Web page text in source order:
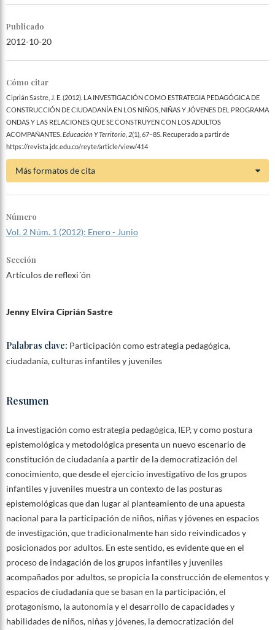
Jenny Elvira Ciprián Sastre
Palabras clave: Participación como estrategia pedagógica,
ciudadanía, culturas infantiles y juveniles
Resumen
La investigación como estrategia pedagógica, IEP, y como postura
epistemológica y metodológica presenta un nuevo escenario de
constitución de ciudadanía a partir de la democratización del
conocimiento, que desde el ejercicio investigativo de los grupos
infantiles y juveniles muestra un contexto de las posturas
epistemológicas que dan lugar al planteamiento de una apuesta
nacional para la participación de niños, niñas y jóvenes en espacios
de investigación, que tradicionalmente han sido reivindicados y
posicionados por adultos. En este sentido, es evidente que en el
proceso de indagación de los grupos infantiles y juveniles
acompañados por adultos, se propicia la construcción de elementos y
espacios de ciudadanía que se basan en la participación, el
protagonismo, la autonomía y el desarrollo de capacidades y
habilidades de niños, niñas y jóvenes, la democratización del
Publicado
2012-10-20
Cómo citar
Ciprián Sastre, J. E. (2012). LA INVESTIGACIÓN COMO ESTRATEGIA PEDAGÓGICA DE
CONSTRUCCIÓN DE CIUDADANÍA EN LOS NIÑOS, NIÑAS Y JÓVENES DEL PROGRAMA
ONDAS Y LAS RELACIONES QUE SE CONSTRUYEN CON LOS ADULTOS
ACOMPAÑANTES. Educación Y Territorio, 2(1), 67–85. Recuperado a partir de
https://revista.jdc.edu.co/reyte/article/view/414
Más formatos de cita
Número
Vol. 2 Núm. 1 (2012): Enero - Junio
Sección
Artículos de reflexi´ón